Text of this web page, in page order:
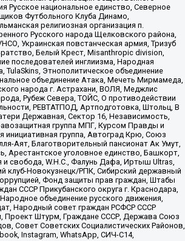
Русское национальное единство, Северное
Футбольного Клуба Динамо,
религиозная организация п.
Русского народа Щелковского района,
Украинская повстанческая армия, Тризуб
Белый Крест, Misanthropic division,
последователей инглиизма, Народная
TulaSkins, Этнополитическое объединение
объединение Атака, Мечеть Мирмамеда,
народа г. Астрахани, ВОЛЯ, Меджлис
Рубеж Севера, ТОЙС, О противодействии
РЕВТАТПОД, Артподготовка, Штольц, В
Державная, Сектор 16, Независимость,
группа МПГ, Курсом Правды и
инициативная группа, Автоград Крю, Союз
Аят, Благотворительный пансионат Ак Умут,
Арестантское уголовное единство, Башкорт,
и свобода, W.H.С., Фалунь Дафа, Иртыш Ultras,
клуб-Новокузнецк/РПК, Сибирский державный
Фонд защиты прав граждан, Штабы
СССР Прикубанского округа г. Краснодара,
объединение русского движения,
Народный совет граждан РСФСР СССР
Проект Штурм, Граждане СССР, Держава Союз
Совет Советских Социалистических Районов,
Instagram, WhatsApp, СИЧ-С14,